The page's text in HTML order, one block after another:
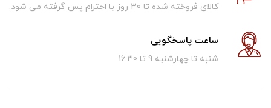
کالای فروخته شده تا 30 روز با احترام پس گرفته می شود.
ساعت پاسخگویی
شنبه تا چهارشنبه 9 تا 16.30